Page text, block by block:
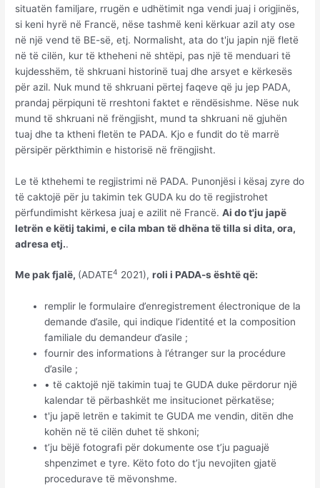
situatën familjare, rrugën e udhëtimit nga vendi juaj i origjinës,
si keni hyrë në Francë, nëse tashmë keni kërkuar azil aty ose
në një vend të BE-së, etj. Normalisht, ata do t'ju japin një fletë
në të cilën, kur të ktheheni në shtëpi, pas një të menduari të
kujdesshëm, të shkruani historinë tuaj dhe arsyet e kërkesës
për azil. Nuk mund të shkruani përtej faqeve që ju jep PADA,
prandaj përpiquni të rreshtoni faktet e rëndësishme. Nëse nuk
mund të shkruani në frëngjisht, mund ta shkruani në gjuhën
tuaj dhe ta ktheni fletën te PADA. Kjo e fundit do të marrë
përsipër përkthimin e historisë në frëngjisht.
Le të kthehemi te regjistrimi në PADA. Punonjësi i kësaj zyre do
të caktojë për ju takimin tek GUDA ku do të regjistrohet
përfundimisht kërkesa juaj e azilit në Francë.Ai do t'ju japë
letrën e këtij takimi, e cila mban të dhëna të tilla si dita, ora,
adresa etj..
Me pak fjalë, (ADATE4 2021),roli i PADA-s është që:
remplir le formulaire d’enregistrement électronique de la
demande d’asile, qui indique l’identité et la composition
familiale du demandeur d’asile ;
fournir des informations à l’étranger sur la procédure
d’asile ;
• të caktojë një takimin tuaj te GUDA duke përdorur një
kalendar të përbashkët me insitucionet përkatëse;
t'ju japë letrën e takimit te GUDA me vendin, ditën dhe
kohën në të cilën duhet të shkoni;
t’ju bëjë fotografi për dokumente ose t’ju paguajë
shpenzimet e tyre. Këto foto do t’ju nevojiten gjatë
procedurave të mëvonshme.